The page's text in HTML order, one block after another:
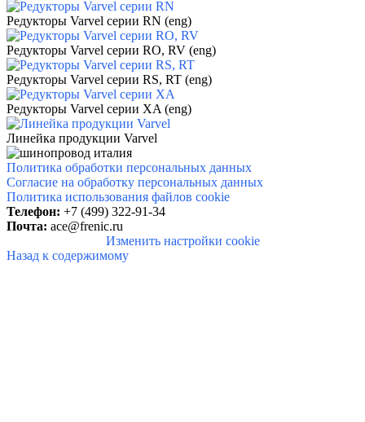
Редукторы Varvel серии RN (eng)
Редукторы Varvel серии RO, RV (eng)
Редукторы Varvel серии RS, RT (eng)
Редукторы Varvel серии XA (eng)
Линейка продукции Varvel
Политика обработки персональных данных
Согласие на обработку персональных данных
Политика использования файлов cookie
Телефон: +7 (499) 322-91-34
Почта: ace@frenic.ru
Изменить настройки cookie
Назад к содержимому